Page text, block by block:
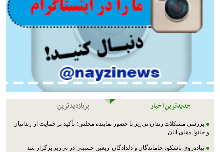
جدیدترین اخبار پربازدیدترین
بررسی مشکلات زندان نی‌ریز با حضور نماینده مجلس؛ تأکید بر حمایت از زندانیان
و خانواده‌های آنان
پیاده‌روی باشکوه جاماندگان و دلدادگان اربعین حسینی در نی‌ریز برگزار شد